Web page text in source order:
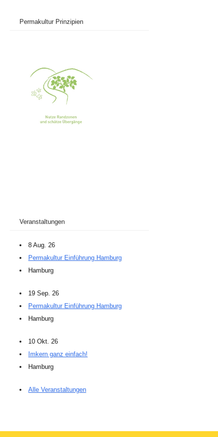
Permakultur Prinzipien
Veranstaltungen
8 Aug. 26
Permakultur Einführung Hamburg
Hamburg
19 Sep. 26
Permakultur Einführung Hamburg
Hamburg
10 Okt. 26
Imkern ganz einfach!
Hamburg
Alle Veranstaltungen